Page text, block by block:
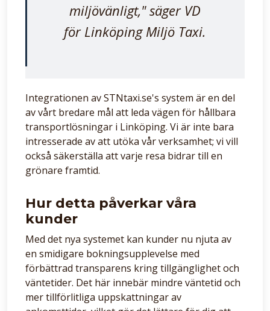
miljövänligt," säger VD
för Linköping Miljö Taxi.
Integrationen av STNtaxi.se's system är en del
av vårt bredare mål att leda vägen för hållbara
transportlösningar i Linköping. Vi är inte bara
intresserade av att utöka vår verksamhet; vi vill
också säkerställa att varje resa bidrar till en
grönare framtid.
Hur detta påverkar våra
kunder
Med det nya systemet kan kunder nu njuta av
en smidigare bokningsupplevelse med
förbättrad transparens kring tillgänglighet och
väntetider. Det här innebär mindre väntetid och
mer tillförlitliga uppskattningar av